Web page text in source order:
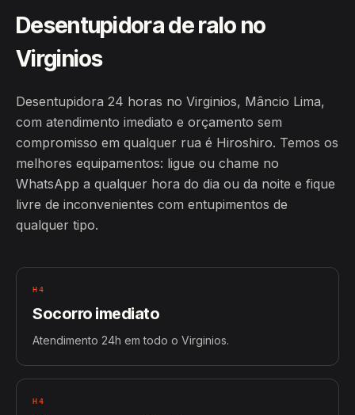
Desentupidora de ralo no
Virginios
Desentupidora 24 horas no Virginios, Mâncio Lima,
com atendimento imediato e orçamento sem
compromisso em qualquer rua é Hiroshiro. Temos os
melhores equipamentos: ligue ou chame no
WhatsApp a qualquer hora do dia ou da noite e fique
livre de inconvenientes com entupimentos de
qualquer tipo.
H4
Socorro imediato
Atendimento 24h em todo o Virginios.
H4